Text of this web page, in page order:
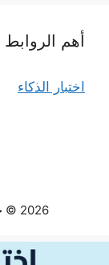
أهم الروابط
اختبار الذكاء
2026 © جميع الحقوق محفوظة أكاديمية نيرونت